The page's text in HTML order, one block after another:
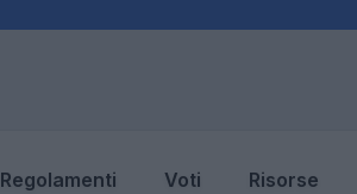
Regolamenti Voti Risorse